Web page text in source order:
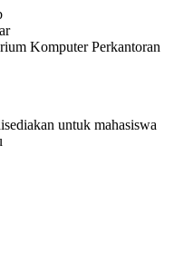
Komputer Perkantoran
untuk mahasiswa